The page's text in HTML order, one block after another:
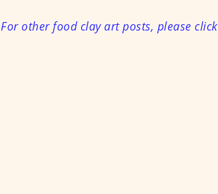
For other food clay art posts, please click